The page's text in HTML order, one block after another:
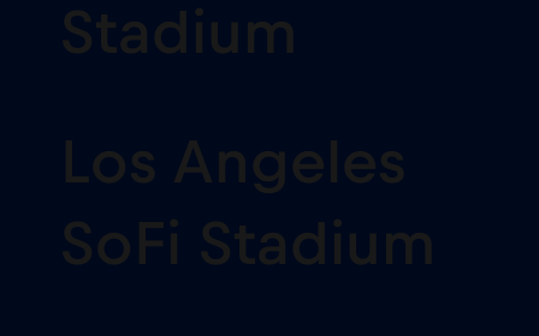
Stadium
Los Angeles
SoFi Stadium